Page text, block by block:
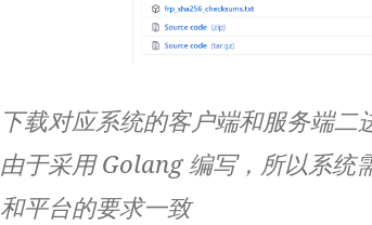
下载对应系统的客户端和服务端二
由于采用 Golang 编写，所以系统
和平台的要求一致